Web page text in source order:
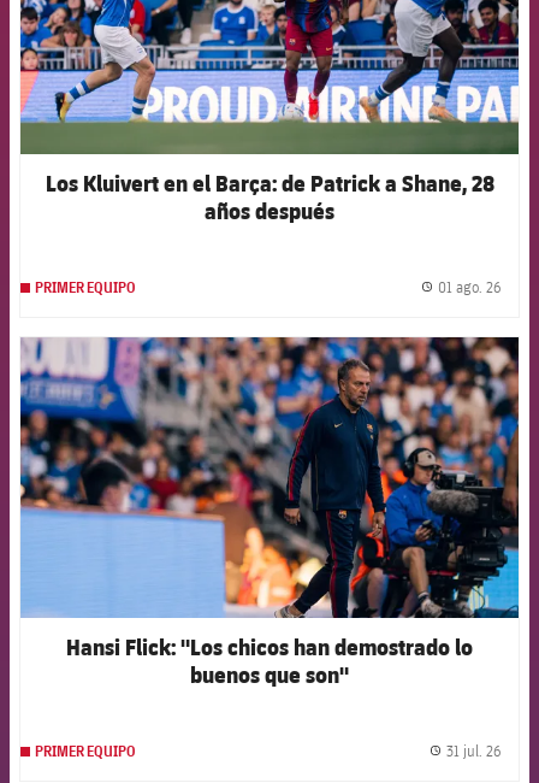
Los Kluivert en el Barça: de Patrick a Shane, 28
años después
PRIMER EQUIPO 01 ago. 26
FCB Barcelona badge
Hansi Flick: "Los chicos han demostrado lo
buenos que son"
PRIMER EQUIPO 31 jul. 26